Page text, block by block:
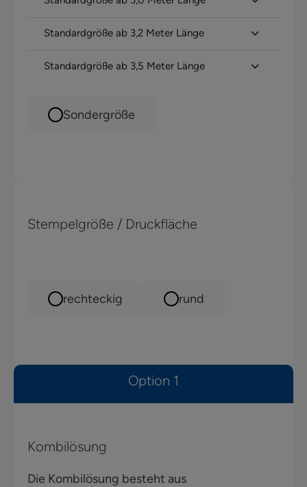
Standardgröße ab 3,2 Meter Länge
Standardgröße ab 3,5 Meter Länge
Sondergröße
Stempelgröße / Druckfläche
rechteckig rund
Option 1
Kombilösung
Die Kombilösung besteht aus